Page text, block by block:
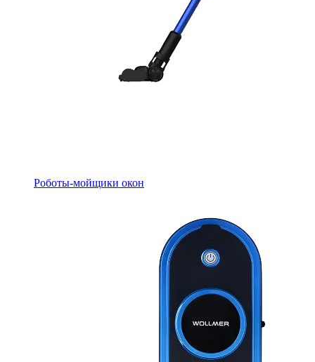
Роботы-мойщики окон